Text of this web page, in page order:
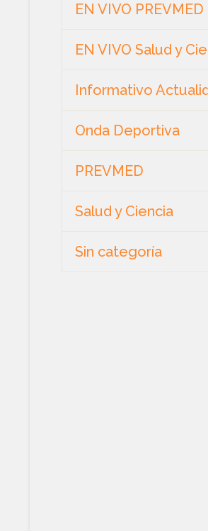
EN VIVO PREVMED
EN VIVO Salud y
Informativo
Onda Deportiva
PREVMED
Salud y Ciencia
Sin categoría